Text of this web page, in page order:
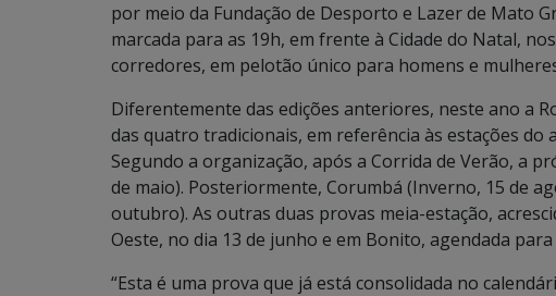
por meio da Fundação de Desporto e Lazer de Mato
marcada para as 19h, em frente à Cidade do Natal,
corredores, em pelotão único para homens e
Diferentemente das edições anteriores, neste ano a
das quatro tradicionais, em referência às estações
Segundo a organização, após a Corrida de Verão, a
de maio). Posteriormente, Corumbá (Inverno, 15 de
outubro). As outras duas provas meia-estação,
Oeste, no dia 13 de junho e em Bonito, agendada
“Esta é uma prova que já está consolidada no